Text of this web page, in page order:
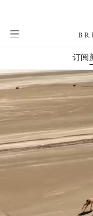
订阅
跳转到主要内容